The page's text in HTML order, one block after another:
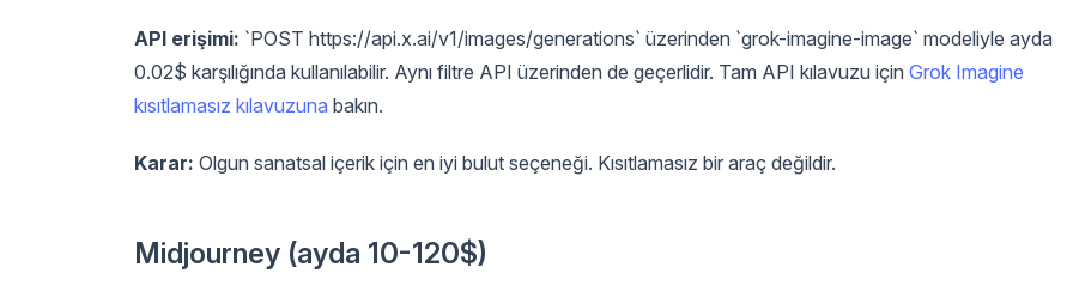
API erişimi: `POST https://api.x.ai/v1/images/generations` üzerinden `grok-imagine-image` modeliyle ayda
0.02$ karşılığında kullanılabilir. Aynı filtre API üzerinden de geçerlidir. Tam API kılavuzu için Grok Imagine
kısıtlamasız kılavuzuna bakın.
Karar: Olgun sanatsal içerik için en iyi bulut seçeneği. Kısıtlamasız bir araç değildir.
Midjourney (ayda 10-120$)